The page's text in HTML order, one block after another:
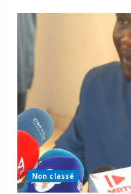
Non classé